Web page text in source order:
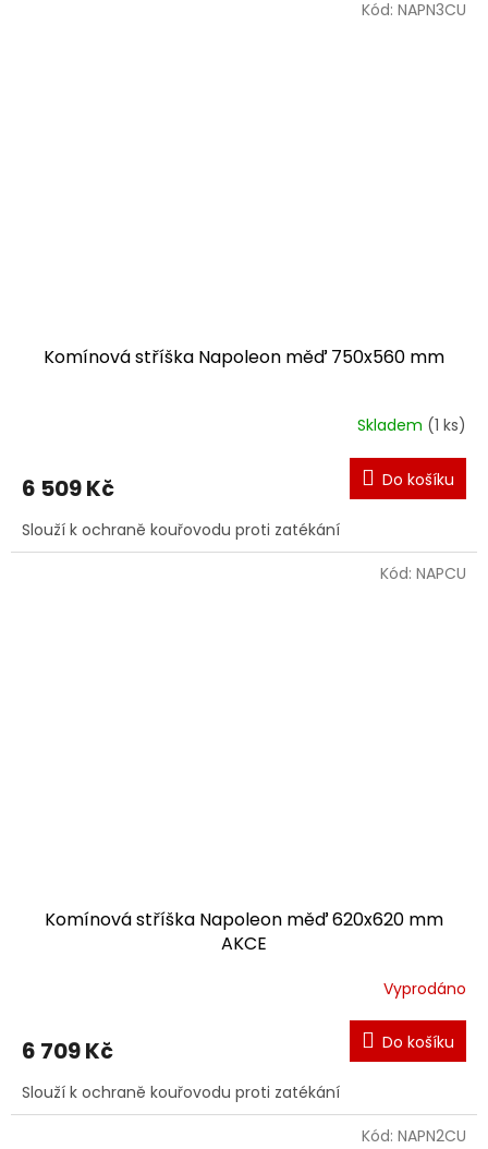
Komínová stříška Napoleon měď 750x560 mm
Skladem (1 ks)
6 509 Kč Do košíku
Slouží k ochraně kouřovodu proti zatékání
Kód: NAPN3CU
Komínová stříška Napoleon měď 620x620 mm
AKCE
Vyprodáno
6 709 Kč Do košíku
Slouží k ochraně kouřovodu proti zatékání
Kód: NAPCU
Kód: NAPN2CU